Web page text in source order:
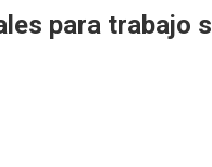
para trabajo